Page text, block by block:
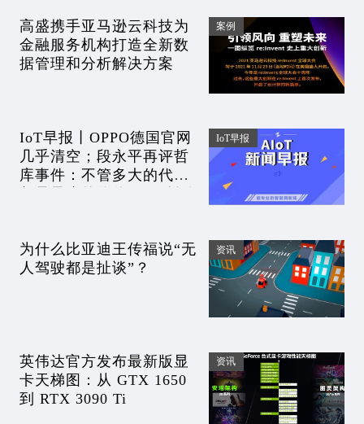
高盛携手亚马逊云科技为
金融服务机构打造全新数
据管理和分析解决方案
案例
IoT早报丨OPPO德国官网
几乎清空；段永平再评哲
库事件：不管多大的代价
IoT早报
为什么比亚迪王传福说“无
人驾驶都是扯谈”？
资讯
英伟达官方发布最新版显
卡天梯图：从 GTX 1650
到 RTX 3090 Ti
资讯